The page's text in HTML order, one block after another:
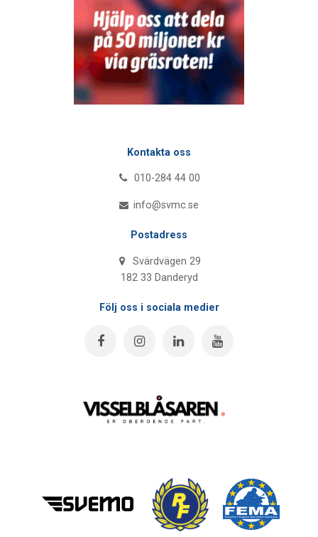
Kontakta oss
010-284 44 00
info@svmc.se
Postadress
Svärdvägen 29
182 33 Danderyd
Följ oss i sociala medier